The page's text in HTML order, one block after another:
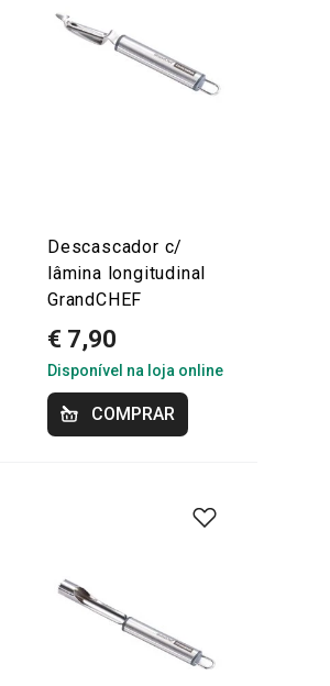
Descascador c/
lâmina longitudinal
GrandCHEF
€ 7,90
Disponível na loja online
COMPRAR